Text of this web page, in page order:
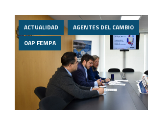
ACTUALIDAD
AGENTES DEL CAMBIO
OAP FEMPA